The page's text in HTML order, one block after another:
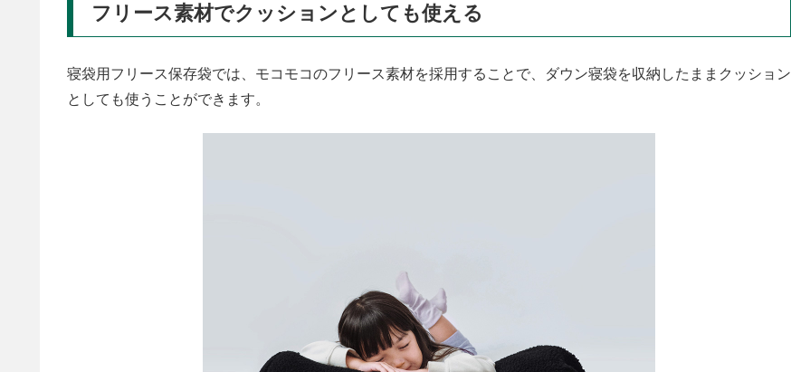
フリース素材でクッションとしても使える
寝袋用フリース保存袋では、モコモコのフリース素材を採用することで、ダウン寝袋を収納したままクッション
としても使うことができます。